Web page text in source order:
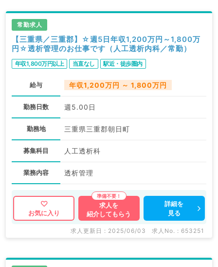
常勤求人
【三重県／三重郡】☆週5日年収1,200万円～1,800万
円☆透析管理のお仕事です（人工透析内科／常勤）
年収1,800万円以上 当直なし 駅近・徒歩圏内
給与 年収1,200万円 ～ 1,800万円
勤務日数 週5.00日
勤務地 三重県三重郡朝日町
募集科目 人工透析科
業務内容 透析管理
お気に入り
求人を
紹介してもらう
詳細を
見る
求人更新日 : 2025/06/03 求人No. : 653251